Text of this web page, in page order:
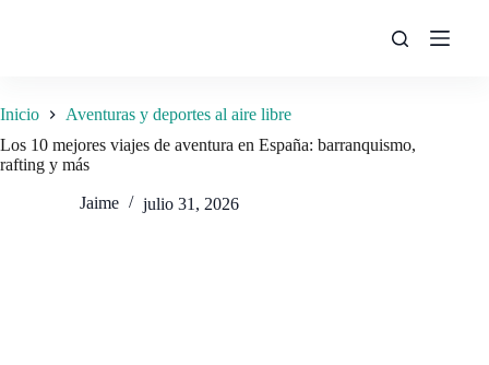
Inicio
Aventuras y deportes al aire libre
Los 10 mejores viajes de aventura en España: barranquismo,
rafting y más
Jaime julio 31, 2026